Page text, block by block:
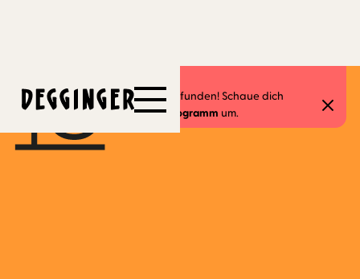
Dieses Event hat schon stattgefunden! Schaue dich
gerne in unseremaktuellen Programm um.
4.3.2026